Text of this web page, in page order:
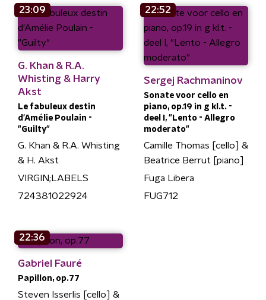
23:09
G. Khan & R.A.
Whisting & Harry
Akst
Le fabuleux destin
d'Amélie Poulain -
"Guilty"
G. Khan & R.A. Whisting
& H. Akst
VIRGIN;LABELS
724381022924
22:52
Sergej Rachmaninov
Sonate voor cello en
piano, op.19 in g kl.t. -
deel I, "Lento - Allegro
moderato"
Camille Thomas [cello] &
Beatrice Berrut [piano]
Fuga Libera
FUG712
22:36
Gabriel Fauré
Papillon, op.77
Steven Isserlis [cello] &